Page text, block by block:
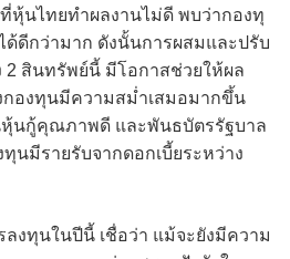
หุ้นไทยทำผลงานไม่ดี พบว่ากองทุ
ด้ดีกว่ามาก ดังนั้นการผสมและปรับ
2 สินทรัพย์นี้ มีโอกาสช่วยให้ผล
องทุนมีความสม่ำเสมอมากขึ้น
นกู้คุณภาพดี และพันธบัตรรัฐบาล
นมีรายรับจากดอกเบี้ยระหว่าง
งทุนในปีนี้ เชื่อว่า แม้จะยังมีความ